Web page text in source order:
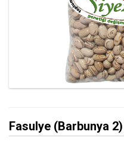
Fasulye (Barbunya 2)